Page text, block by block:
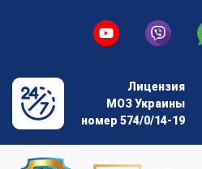
Лицензия
МОЗ Украины
номер 574/0/14-19